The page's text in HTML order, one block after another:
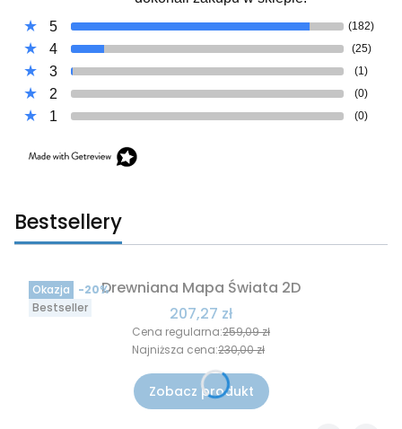
5
(182)
4 (25)
3 (1)
2 (0)
1 (0)
Bestsellery
Okazja
Bestseller
Drewniana Mapa Świata 2D
Cena promocyjna
207,27 zł
Cena regularna:259,09 zł
-20%
Najniższa cena:230,00 zł
Zobacz produkt